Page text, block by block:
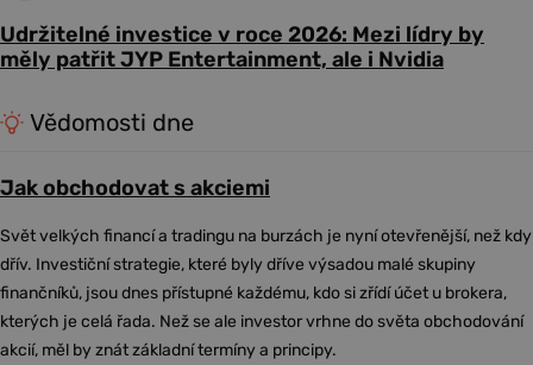
Udržitelné investice v roce 2026: Mezi lídry by
měly patřit JYP Entertainment, ale i Nvidia
Vědomosti dne
Jak obchodovat s akciemi
Svět velkých financí a tradingu na burzách je nyní otevřenější, než kdy
dřív. Investiční strategie, které byly dříve výsadou malé skupiny
finančníků, jsou dnes přístupné každému, kdo si zřídí účet u brokera,
kterých je celá řada. Než se ale investor vrhne do světa obchodování
akcií, měl by znát základní termíny a principy.